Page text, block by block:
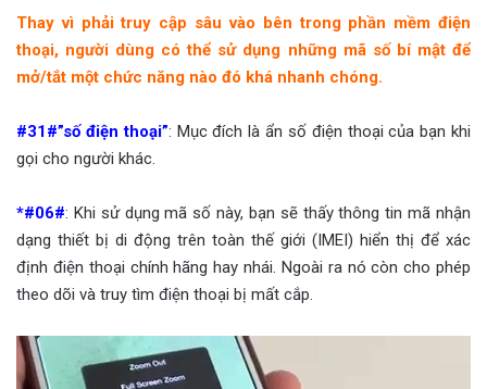
Thay vì phải truy cập sâu vào bên trong phần mềm điện
thoại, người dùng có thể sử dụng những mã số bí mật để
mở/tắt một chức năng nào đó khá nhanh chóng.
#31#”số điện thoại”: Mục đích là ẩn số điện thoại của bạn khi
gọi cho người khác.
*#06#: Khi sử dụng mã số này, bạn sẽ thấy thông tin mã nhận
dạng thiết bị di động trên toàn thế giới (IMEI) hiển thị để xác
định điện thoại chính hãng hay nhái. Ngoài ra nó còn cho phép
theo dõi và truy tìm điện thoại bị mất cắp.